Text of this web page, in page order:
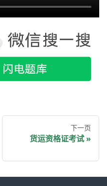
下一页
货运资格证考试